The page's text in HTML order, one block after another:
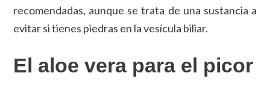
recomendadas, aunque se trata de una sustancia a
evitar si tienes piedras en la vesícula biliar.
El aloe vera para el picor